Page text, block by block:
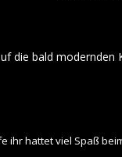
die bald modernden
ihr hattet viel Spaß